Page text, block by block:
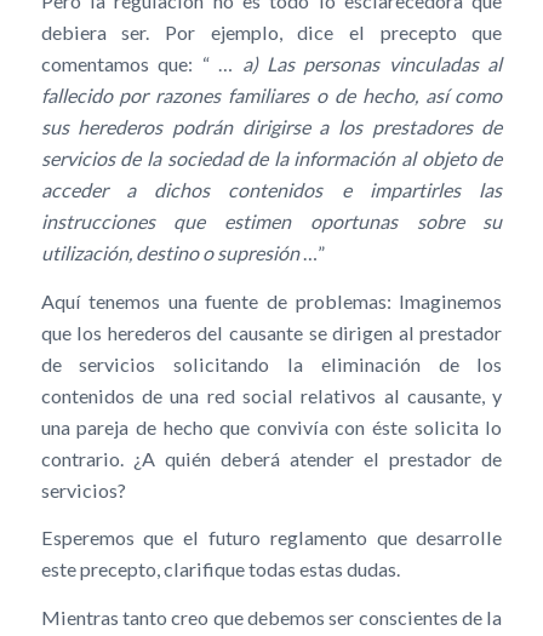
debiera ser. Por ejemplo, dice el precepto que
comentamos que: “ … a) Las personas vinculadas al
fallecido por razones familiares o de hecho, así como
sus herederos podrán dirigirse a los prestadores de
servicios de la sociedad de la información al objeto de
acceder a dichos contenidos e impartirles las
instrucciones que estimen oportunas sobre su
utilización, destino o supresión…”
Aquí tenemos una fuente de problemas: Imaginemos
que los herederos del causante se dirigen al prestador
de servicios solicitando la eliminación de los
contenidos de una red social relativos al causante, y
una pareja de hecho que convivía con éste solicita lo
contrario. ¿A quién deberá atender el prestador de
servicios?
Esperemos que el futuro reglamento que desarrolle
este precepto, clarifique todas estas dudas.
Mientras tanto creo que debemos ser conscientes de la